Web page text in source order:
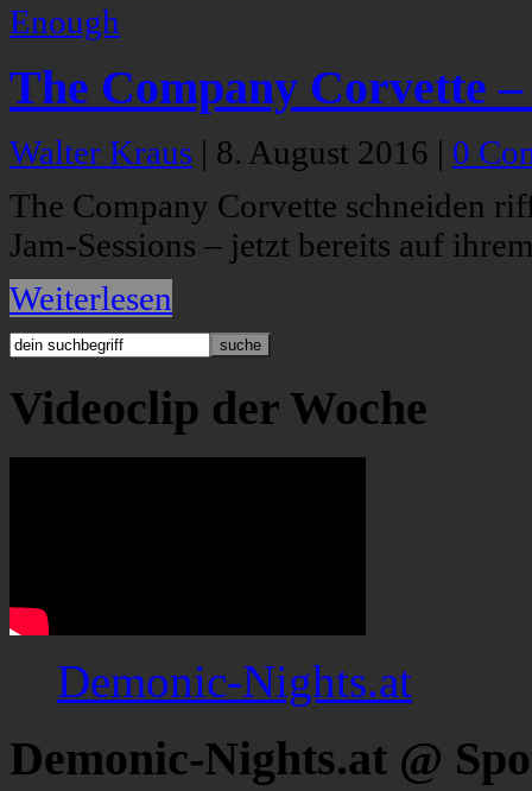
The Company Corvette
Walter Kraus | 8. August 2016 | 0
The Company Corvette schneiden
Jam-Sessions – jetzt bereits auf
Weiterlesen
Videoclip der Woche
Demonic-Nights.at
Demonic-Nights.at @